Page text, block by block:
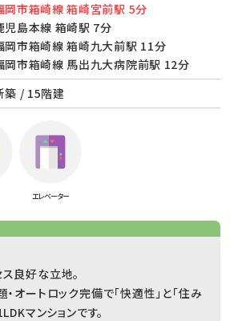
岡市箱崎線 箱崎宮前駅 5分
児島本線 箱崎駅 7分
岡市箱崎線 箱崎九大前駅 11分
岡市箱崎線 馬出九大病院前駅 12分
築 / 15階建
エレベーター
良好な立地。
オートロック完備で「快適性」と「住み
マンションです。